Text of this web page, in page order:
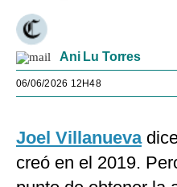
Ani Lu Torres
06/06/2026 12H48
Joel Villanueva
creó en el 2019.